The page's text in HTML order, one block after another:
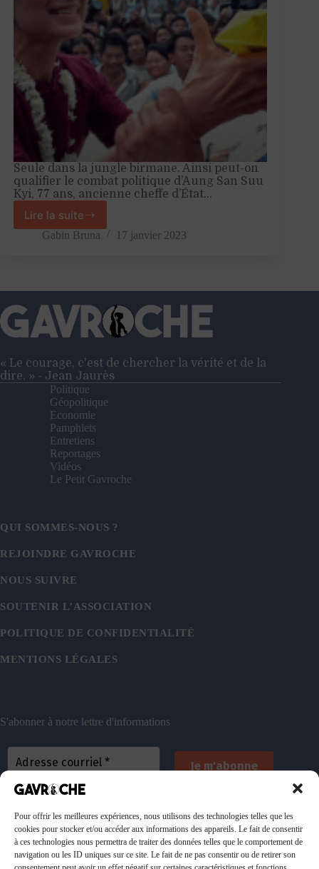
Pour offrir les meilleures expériences, nous utilisons des technologies telles que les
cookies pour stocker et/ou accéder aux informations des appareils. Le fait de consentir
à ces technologies nous permettra de traiter des données telles que le comportement de
navigation ou les ID uniques sur ce site. Le fait de ne pas consentir ou de retirer son
Seule dans la jungle birmane. Ainsi peut-on
qualifier le combat politique d’Aung San Suu
Kyi, 77 ans, ancienne cheffe d’État…
Lire la suite
Aung
San
de
Fer
birmane
Gabin Bruna 17 janvier 2023
« Le courage, c'est de chercher la vérité et de la
dire. » - Jean Jaurès
Politique
Géopolitique
Economie
Pamphlets
Entretiens
Reportages
Vidéos
Le Petit Gavroche
QUI SOMMES-NOUS ?
REJOINDRE GAVROCHE
NOUS SUIVRE
SOUTENIR L’ASSOCIATION
POLITIQUE DE CONFIDENTIALITÉ
MENTIONS LÉGALES
S'abonner à notre lettre d'informations
emails. Vous pouvez vous désinscrire à tout
moment. Consulteznotre politique de confidentialité
pour plus d’informations.